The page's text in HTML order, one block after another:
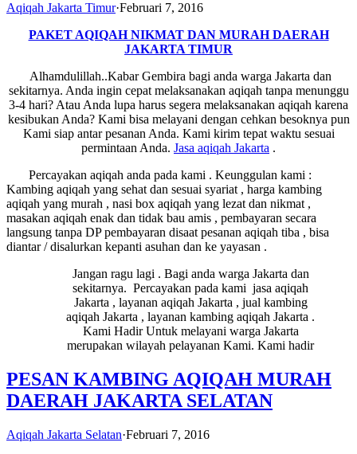
Aqiqah Jakarta Timur·Februari 7, 2016
PAKET AQIQAH NIKMAT DAN MURAH DAERAH
JAKARTA TIMUR
Alhamdulillah..Kabar Gembira bagi anda warga Jakarta dan
sekitarnya. Anda ingin cepat melaksanakan aqiqah tanpa menunggu
3-4 hari? Atau Anda lupa harus segera melaksanakan aqiqah karena
kesibukan Anda? Kami bisa melayani dengan cehkan besoknya pun
Kami siap antar pesanan Anda. Kami kirim tepat waktu sesuai
permintaan Anda. Jasa aqiqah Jakarta .
Percayakan aqiqah anda pada kami . Keunggulan kami :
Kambing aqiqah yang sehat dan sesuai syariat , harga kambing
aqiqah yang murah , nasi box aqiqah yang lezat dan nikmat ,
masakan aqiqah enak dan tidak bau amis , pembayaran secara
langsung tanpa DP pembayaran disaat pesanan aqiqah tiba , bisa
diantar / disalurkan kepanti asuhan dan ke yayasan .
Jangan ragu lagi . Bagi anda warga Jakarta dan
sekitarnya. Percayakan pada kami jasa aqiqah
Jakarta , layanan aqiqah Jakarta , jual kambing
aqiqah Jakarta , layanan kambing aqiqah Jakarta .
Kami Hadir Untuk melayani warga Jakarta
merupakan wilayah pelayanan Kami. Kami hadir
PESAN KAMBING AQIQAH MURAH
DAERAH JAKARTA SELATAN
Aqiqah Jakarta Selatan·Februari 7, 2016